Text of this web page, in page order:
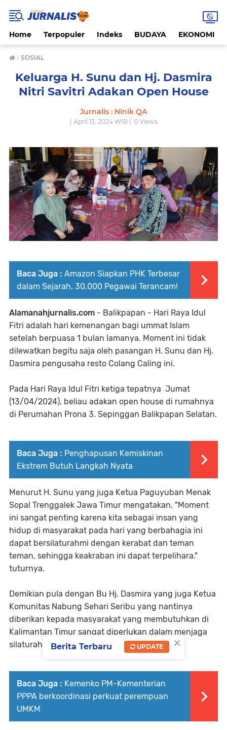
Home Terpopuler Indeks BUDAYA EKONOMI
› SOSIAL
Keluarga H. Sunu dan Hj. Dasmira
Nitri Savitri Adakan Open House
Jurnalis : Ninik QA
| April 13, 2024 WIB | 0Views
Baca Juga : Amazon Siapkan PHK Terbesar
dalam Sejarah, 30.000 Pegawai Terancam!
Alamanahjurnalis.com - Balikpapan - Hari Raya Idul
Fitri adalah hari kemenangan bagi ummat Islam
setelah berpuasa 1 bulan lamanya. Moment ini tidak
dilewatkan begitu saja oleh pasangan H. Sunu dan Hj.
Dasmira pengusaha resto Colang Caling ini.
Pada Hari Raya Idul Fitri ketiga tepatnya Jumat
(13/04/2024), beliau adakan open house di rumahnya
di Perumahan Prona 3. Sepinggan Balikpapan Selatan.
Baca Juga : Penghapusan Kemiskinan
Ekstrem Butuh Langkah Nyata
Menurut H. Sunu yang juga Ketua Paguyuban Menak
Sopal Trenggalek Jawa Timur mengatakan, "Moment
ini sangat penting karena kita sebagai insan yang
hidup di masyarakat pada hari yang berbahagia ini
dapat bersilaturahmi dengan kerabat dan teman
teman, sehingga keakraban ini dapat terpelihara."
tuturnya.
Demikian pula dengan Bu Hj. Dasmira yang juga Ketua
Komunitas Nabung Sehari Seribu yang nantinya
diberikan kepada masyarakat yang membutuhkan di
Kalimantan Timur sangat diperlukan dalam menjaga
silaturahim ini.
Baca Juga : Kemenko PM-Kementerian
PPPA berkoordinasi perkuat perempuan
UMKM
×
Berita Terbaru UPDATE